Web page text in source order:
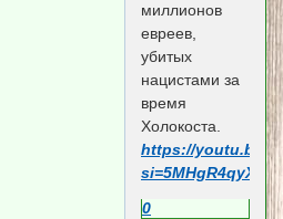
миллионов
евреев,
убитых
нацистами за
время
Холокоста.
https://youtu.be/
0